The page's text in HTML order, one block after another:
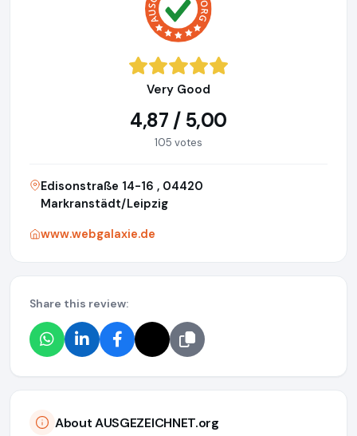
Very Good
4,87 / 5,00
105 votes
Edisonstraße 14-16 , 04420
Markranstädt/Leipzig
www.webgalaxie.de
Share this review:
About AUSGEZEICHNET.org